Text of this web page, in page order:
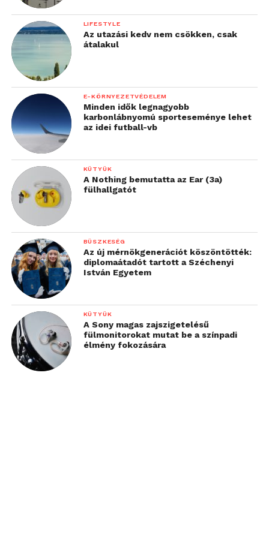
LIFESTYLE
Az utazási kedv nem csökken, csak
átalakul
E-KÖRNYEZETVÉDELEM
Minden idők legnagyobb
karbonlábnyomú sporteseménye lehet
az idei futball-vb
KÜTYÜK
A Nothing bemutatta az Ear (3a)
fülhallgatót
BÜSZKESÉG
Az új mérnökgenerációt köszöntötték:
diplomaátadót tartott a Széchenyi
István Egyetem
KÜTYÜK
A Sony magas zajszigetelésű
fülmonitorokat mutat be a színpadi
élmény fokozására